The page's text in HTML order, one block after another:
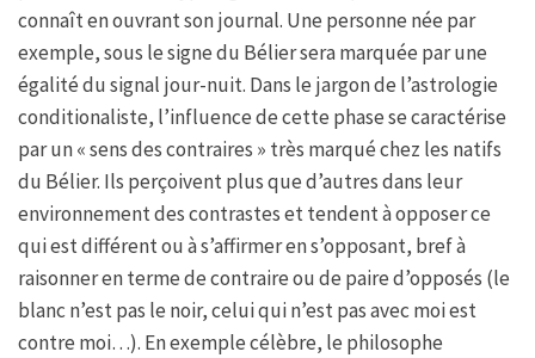
connaît en ouvrant son journal. Une personne née par
exemple, sous le signe du Bélier sera marquée par une
égalité du signal jour-nuit. Dans le jargon de l’astrologie
conditionaliste, l’influence de cette phase se caractérise
par un « sens des contraires » très marqué chez les natifs
du Bélier. Ils perçoivent plus que d’autres dans leur
environnement des contrastes et tendent à opposer ce
qui est différent ou à s’affirmer en s’opposant, bref à
raisonner en terme de contraire ou de paire d’opposés (le
blanc n’est pas le noir, celui qui n’est pas avec moi est
contre moi…). En exemple célèbre, le philosophe